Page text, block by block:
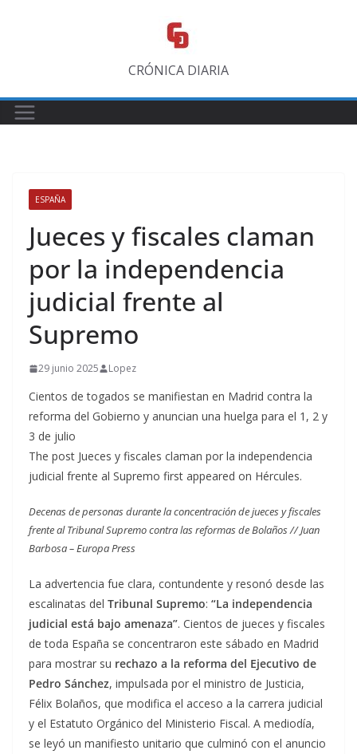
CRÓNICA DIARIA
ESPAÑA
Jueces y fiscales claman
por la independencia
judicial frente al
Supremo
29 junio 2025 Lopez
Cientos de togados se manifiestan en Madrid contra la
reforma del Gobierno y anuncian una huelga para el 1, 2 y
3 de julio
The post Jueces y fiscales claman por la independencia
judicial frente al Supremo first appeared on Hércules.
Decenas de personas durante la concentración de jueces y fiscales
frente al Tribunal Supremo contra las reformas de Bolaños // Juan
Barbosa – Europa Press
La advertencia fue clara, contundente y resonó desde las
escalinatas del Tribunal Supremo: “La independencia
judicial está bajo amenaza”. Cientos de jueces y fiscales
de toda España se concentraron este sábado en Madrid
para mostrar su rechazo a la reforma del Ejecutivo de
Pedro Sánchez, impulsada por el ministro de Justicia,
Félix Bolaños, que modifica el acceso a la carrera judicial
y el Estatuto Orgánico del Ministerio Fiscal. A mediodía,
se leyó un manifiesto unitario que culminó con el anuncio